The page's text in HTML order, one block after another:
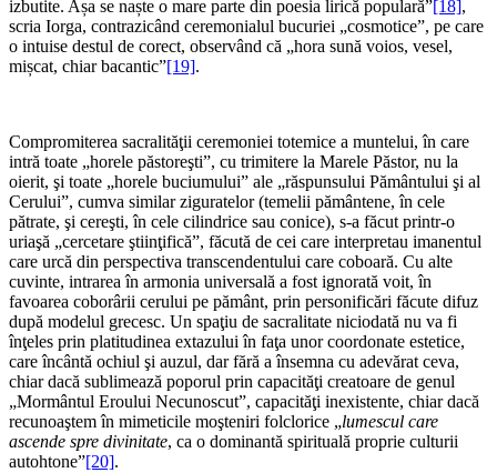
izbutite. Așa se naște o mare parte din poesia lirică populară”[18],
scria Iorga, contrazicând ceremonialul bucuriei „cosmotice”, pe care
o intuise destul de corect, observând că „hora sună voios, vesel,
mișcat, chiar bacantic”[19].
Compromiterea sacralităţii ceremoniei totemice a muntelui, în care
intră toate „horele păstoreşti”, cu trimitere la Marele Păstor, nu la
oierit, şi toate „horele buciumului” ale „răspunsului Pământului şi al
Cerului”, cumva similar ziguratelor (temelii pământene, în cele
pătrate, şi cereşti, în cele cilindrice sau conice), s-a făcut printr-o
uriaşă „cercetare ştiinţifică”, făcută de cei care interpretau imanentul
care urcă din perspectiva transcendentului care coboară. Cu alte
cuvinte, intrarea în armonia universală a fost ignorată voit, în
favoarea coborârii cerului pe pământ, prin personificări făcute difuz
după modelul grecesc. Un spaţiu de sacralitate niciodată nu va fi
înţeles prin platitudinea extazului în faţa unor coordonate estetice,
care încântă ochiul şi auzul, dar fără a însemna cu adevărat ceva,
chiar dacă sublimează poporul prin capacităţi creatoare de genul
„Mormântul Eroului Necunoscut”, capacităţi inexistente, chiar dacă
recunoaştem în mimeticile moşteniri folclorice „lumescul care
ascende spre divinitate, ca o dominantă spirituală proprie culturii
autohtone”[20].